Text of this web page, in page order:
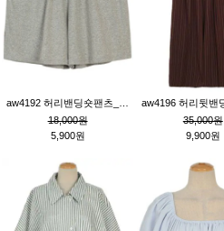
18,000원
5,900원
35,000원
9,900원